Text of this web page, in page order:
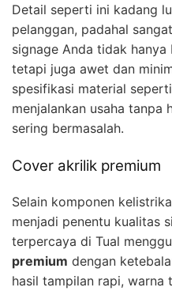
Detail seperti ini kadang
pelanggan, padahal
signage Anda tidak
tetapi juga awet dan
spesifikasi material
menjalankan usaha tanpa
sering bermasalah.
Cover akrilik premium
Selain komponen
menjadi penentu kualitas
terpercaya di Tual
premium dengan
hasil tampilan rapi, warna